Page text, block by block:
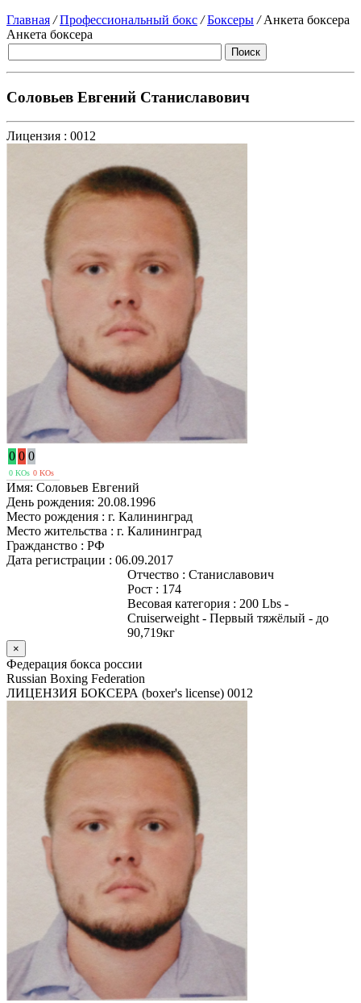
Главная / Профессиональный бокс / Боксеры /Анкета боксера
Анкета боксера
Соловьев Евгений Станиславович
Лицензия : 0012
0 0 0
0 KOs 0 KOs
Имя: Соловьев Евгений
День рождения: 20.08.1996
Место рождения : г. Калининград
Место жительства : г. Калининград
Гражданство : РФ
Дата регистрации : 06.09.2017
Отчество : Станиславович
Рост : 174
Весовая категория : 200 Lbs -
Cruiserweight - Первый тяжёлый - до
90,719кг
×
Федерация бокса россии
Russian Boxing Federation
ЛИЦЕНЗИЯ БОКСЕРА (boxer's license) 0012